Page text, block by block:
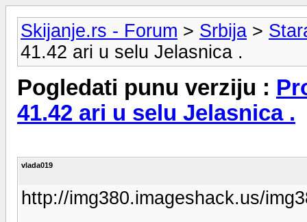
Skijanje.rs - Forum > Srbija >
41.42 ari u selu Jelasnica .
Pogledati punu verziju :
41.42 ari u selu Jelasnica .
vlada019
http://img380.imageshack.us/